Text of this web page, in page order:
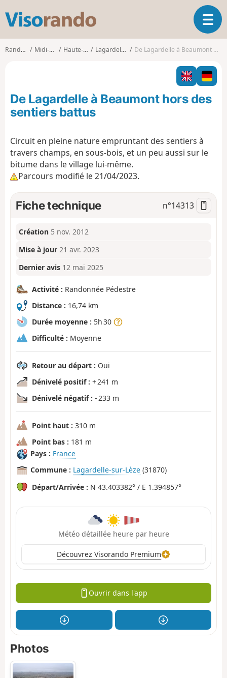
s
o
o
O
u
v
i
r
l
a
g
o
Randonnées Midi-Pyrénées Haute-Garonne Lagardelle-sur-Lèze De Lagardelle à Beaumont hors des sentiers battus
De Lagardelle à Beaumont hors des
sentiers battus
Circuit en pleine nature empruntant des sentiers à
travers champs, en sous-bois, et un peu aussi sur le
bitume dans le village lui-même.
Parcours modifié le 21/04/2023.
Fiche technique n°14313
Création 5 nov. 2012
Mise à jour 21 avr. 2023
Dernier avis 12 mai 2025
Activité : Randonnée Pédestre
Distance : 16,74 km
Durée moyenne : 5h 30
Difficulté : Moyenne
Retour au départ : Oui
Dénivelé positif : + 241 m
Dénivelé négatif : - 233 m
Point haut : 310 m
Point bas : 181 m
Pays : France
Commune : Lagardelle-sur-Lèze (31870)
Départ/Arrivée : N 43.403382° / E 1.394857°
Météo détaillée heure par heure
Découvrez Visorando Premium
Ouvrir dans l'app
Photos